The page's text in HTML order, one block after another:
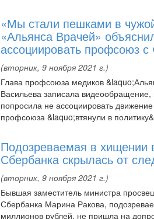
«Мы стали пешками в
«Альянса Врачей»
ассоциировать профсоюз
(вторник, 9 ноября 2021 г.)
Глава профсоюза медиков
Васильева записала
попросила не ассоциировать
профсоюза &laquo;втянули в
Подозреваемая в хищении
Сбербанка скрылась от
(вторник, 9 ноября 2021 г.)
Бывшая заместитель министра
Сбербанка Марина Ракова,
миллионов рублей, не пришла на